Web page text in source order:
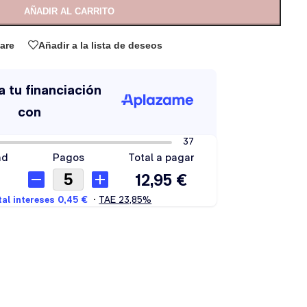
AÑADIR AL CARRITO
Añadir a la lista de deseos